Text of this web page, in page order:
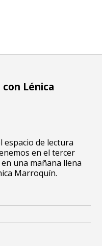
Lénica
de lectura
en el tercer
en una mañana llena
Marroquín.